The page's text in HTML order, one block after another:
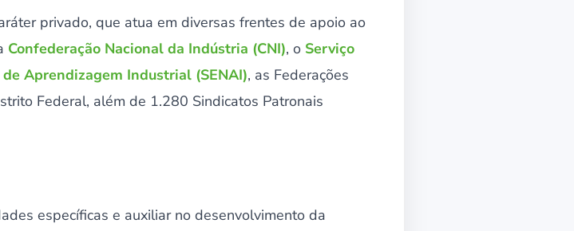
privado, que atua em diversas frentes de apoio ao
Confederação Nacional da Indústria (CNI), o Serviço
Aprendizagem Industrial (SENAI), as Federações
Federal, além de 1.280 Sindicatos Patronais
específicas e auxiliar no desenvolvimento da